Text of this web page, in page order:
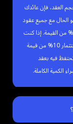
العقد، فإن عائدك
الحال مع جميع عقود
الفروقات، يمكنك التداول بالهامش الذي قد يصل إلى 3% من القيمة. إذا كنت
تتداول برافعة مالية تبلغ 1:10، فأنت تحتاج فقط إلى استثمار 10% من قيمة
فيه بعقد
الكاملة.